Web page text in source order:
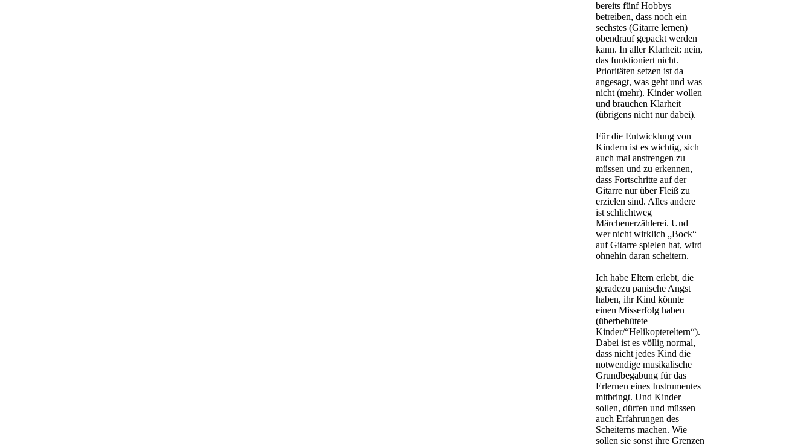
bereits fünf Hobbys
betreiben, dass noch ein
sechstes (Gitarre lernen)
obendrauf gepackt werden
kann. In aller Klarheit: nein,
das funktioniert nicht.
Prioritäten setzen ist da
angesagt, was geht und was
nicht (mehr). Kinder wollen
und brauchen Klarheit
(übrigens nicht nur dabei).
Für die Entwicklung von
Kindern ist es wichtig, sich
auch mal anstrengen zu
müssen und zu erkennen,
dass Fortschritte auf der
Gitarre nur über Fleiß zu
erzielen sind. Alles andere
ist schlichtweg
Märchenerzählerei. Und
wer nicht wirklich „Bock“
auf Gitarre spielen hat, wird
ohnehin daran scheitern.
Ich habe Eltern erlebt, die
geradezu panische Angst
haben, ihr Kind könnte
einen Misserfolg haben
(überbehütete
Kinder/“Helikoptereltern“).
Dabei ist es völlig normal,
dass nicht jedes Kind die
notwendige musikalische
Grundbegabung für das
Erlernen eines Instrumentes
mitbringt. Und Kinder
sollen, dürfen und müssen
auch Erfahrungen des
Scheiterns machen. Wie
sollen sie sonst ihre Grenzen